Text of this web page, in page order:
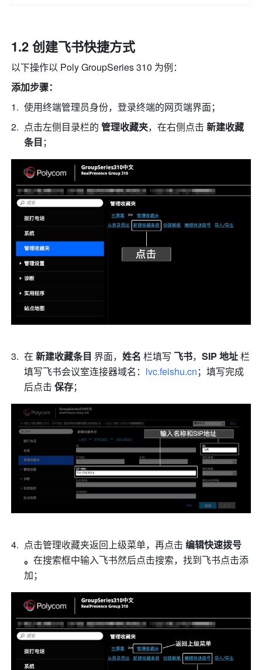
1.2 创建飞书快捷方式
以下操作以 Poly GroupSeries 310 为例：
添加步骤：
使用终端管理员身份，登录终端的网页端界面；
点击左侧目录栏的 管理收藏夹，在右侧点击 新建收藏
条目 ；
在 新建收藏条目 界面，姓名 栏填写 飞书，SIP 地址 栏
填写飞书会议室连接器域名： lvc.feishu.cn；填写完成
后点击 保存；
点击管理收藏夹返回上级菜单，再点击 编辑快速拨号
。在搜索框中输入飞书然后点击搜索，找到飞书点击添
加；